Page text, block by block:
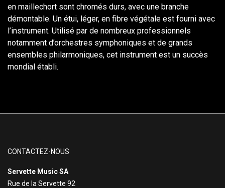
en maillechort sont chromés durs, avec une branche
démontable. Un étui, léger, en fibre végétale est fourni avec
l’instrument. Utilisé par de nombreux professionnels
notamment d’orchestres symphoniques et de grands
ensembles philarmoniques, cet instrument est un succès
mondial établi.
CONTACTEZ-NOUS
Servette Music SA
Rue de la Servette 92